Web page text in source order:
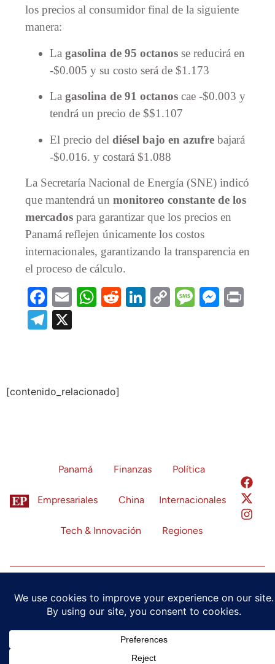
los precios al consumidor final de la siguiente
manera:
La gasolina de 95 octanos se reducirá en
-$0.005 y su costo será de $1.173
La gasolina de 91 octanos cae -$0.003 y
tendrá un precio de $$1.107
El precio del diésel bajo en azufre bajará
-$0.016. y costará $1.088
La Secretaría Nacional de Energía (SNE) indicó
que mantendrá un monitoreo constante de los
mercados para garantizar que los precios en
Panamá reflejen únicamente los costos
internacionales, garantizando la transparencia en
el proceso de cálculo.
Facebook
EmailWhatsApp
RedditLinkedIn
CopyMessage
Telegram
[contenido_relacionado]
Panamá Finanzas Política
Empresariales China Internacionales
Tech & Innovación Regiones
Configuración de Cookies
© 2024 Economía Panamá. Todos los derechos reservados.